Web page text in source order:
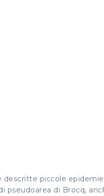
descritte piccole
pseudoarea di Brocq,